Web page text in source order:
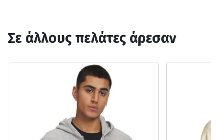
Σε άλλους πελάτες άρεσαν